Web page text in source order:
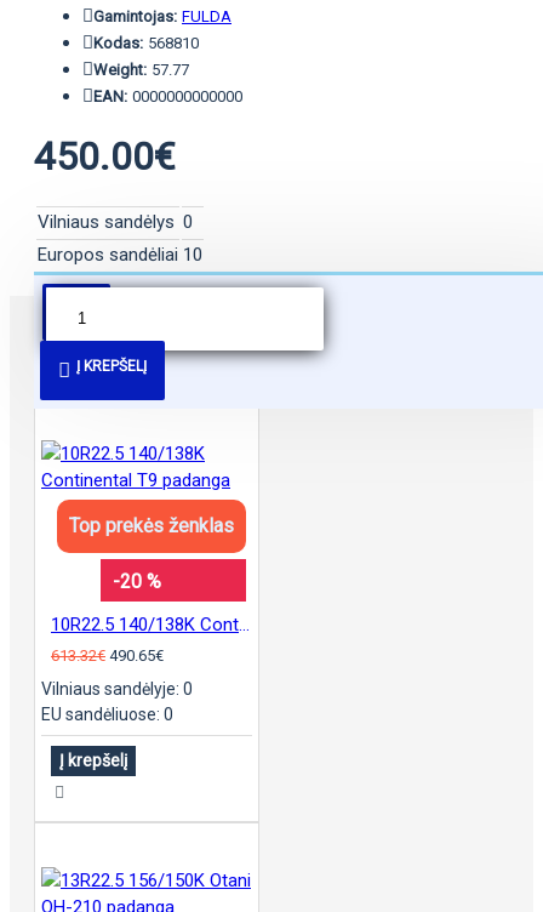
Gamintojas: FULDA
Kodas: 568810
Weight: 57.77
EAN: 0000000000000
450.00€
Vilniaus sandėlys 0
Europos sandėliai 10
Į KREPŠELĮ
PANAŠŪS PASIŪLYMAI
Top prekės ženklas
-20 %
613.32€ 490.65€
Vilniaus sandėlyje: 0
EU sandėliuose: 0
Į krepšelį